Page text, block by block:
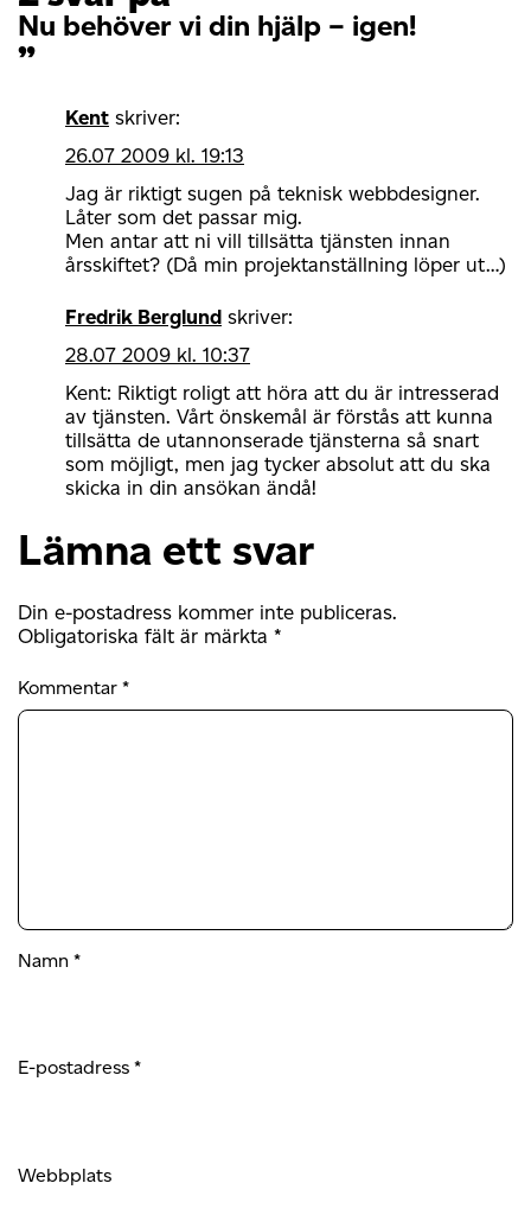
Nu behöver vi din hjälp – igen!
”
Kent skriver:
26.07 2009 kl. 19:13
Jag är riktigt sugen på teknisk webbdesigner.
Låter som det passar mig.
Men antar att ni vill tillsätta tjänsten innan
årsskiftet? (Då min projektanställning löper ut…)
Fredrik Berglund skriver:
28.07 2009 kl. 10:37
Kent: Riktigt roligt att höra att du är intresserad
av tjänsten. Vårt önskemål är förstås att kunna
tillsätta de utannonserade tjänsterna så snart
som möjligt, men jag tycker absolut att du ska
skicka in din ansökan ändå!
Lämna ett svar
Din e-postadress kommer inte publiceras.
Obligatoriska fält är märkta *
Kommentar *
Namn *
E-postadress *
Webbplats